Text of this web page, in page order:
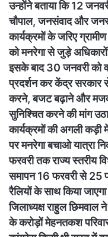
उन्होंने बताया कि 12
चौपाल, जनसंवाद और
कार्यक्रमों के जरिए
को मनरेगा से जुड़े
इसके बाद 30 जनवरी को
प्रदर्शन कर केंद्र सरकार
करने, बजट बढ़ाने और
सुनिश्चित करने की मांग
कार्यक्रमों की अगली
पर मनरेगा बचाओ यात्रा
फरवरी तक राज्य स्तरीय
समापन 16 फरवरी से 25
रैलियों के साथ किया
जिलाध्यक्ष राहुल
के करोड़ों मेहनतकश